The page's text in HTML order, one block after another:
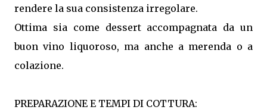
rendere la sua consistenza irregolare.
Ottima sia come dessert accompagnata da un
buon vino liquoroso, ma anche a merenda o a
colazione.
PREPARAZIONE E TEMPI DI COTTURA: